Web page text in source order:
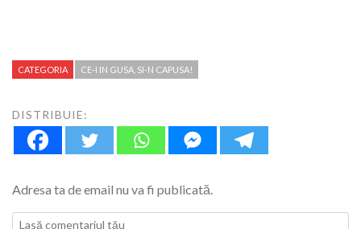
CATEGORIA CE-I IN GUSA, SI-N CAPUSA!
DISTRIBUIE:
Adresa ta de email nu va fi publicată.